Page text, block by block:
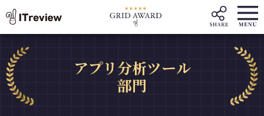
アプリ分析ツール
部門